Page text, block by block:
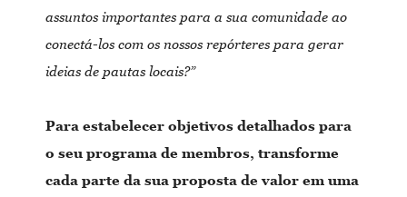
assuntos importantes para a sua comunidade ao
conectá-los com os nossos repórteres para gerar
ideias de pautas locais?”
Para estabelecer objetivos detalhados para
o seu programa de membros, transforme
cada parte da sua proposta de valor em uma